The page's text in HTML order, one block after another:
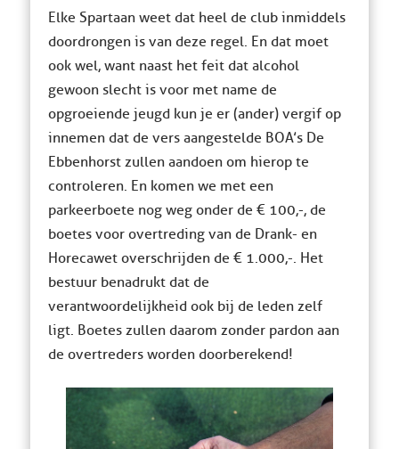
Elke Spartaan weet dat heel de club inmiddels
doordrongen is van deze regel. En dat moet
ook wel, want naast het feit dat alcohol
gewoon slecht is voor met name de
opgroeiende jeugd kun je er (ander) vergif op
innemen dat de vers aangestelde BOA’s De
Ebbenhorst zullen aandoen om hierop te
controleren. En komen we met een
parkeerboete nog weg onder de € 100,-, de
boetes voor overtreding van de Drank- en
Horecawet overschrijden de € 1.000,-. Het
bestuur benadrukt dat de
verantwoordelijkheid ook bij de leden zelf
ligt. Boetes zullen daarom zonder pardon aan
de overtreders worden doorberekend!